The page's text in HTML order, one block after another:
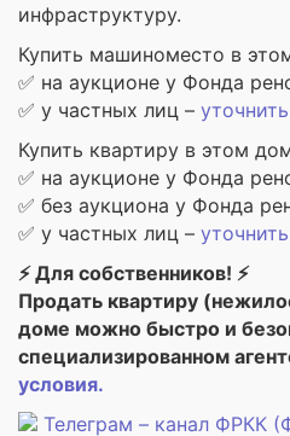
инфраструктуру.
Купить машиноместо в
✅ на аукционе у Фонда
✅ у частных лиц – уточнить
Купить квартиру в этом
✅ на аукционе у Фонда
✅ без аукциона у Фонда
✅ у частных лиц – уточнить
⚡ Для собственников! ⚡
Продать квартиру
доме можно быстро и
специализированном
условия.
Телеграм – канал ФРКК